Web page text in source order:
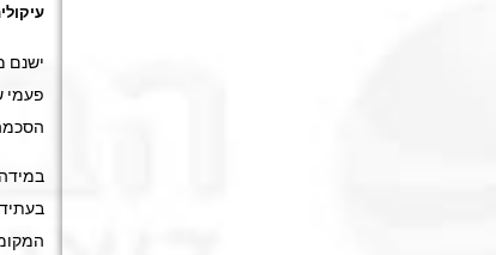
ישנם
פעמי